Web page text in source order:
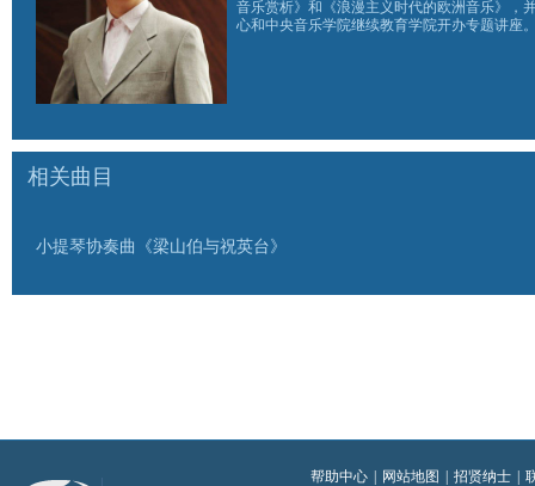
音乐赏析》和《浪漫主义时代的欧洲音乐》，
心和中央音乐学院继续教育学院开办专题讲座
相关曲目
小提琴协奏曲《梁山伯与祝英台》
帮助中心 网站地图 招贤纳士